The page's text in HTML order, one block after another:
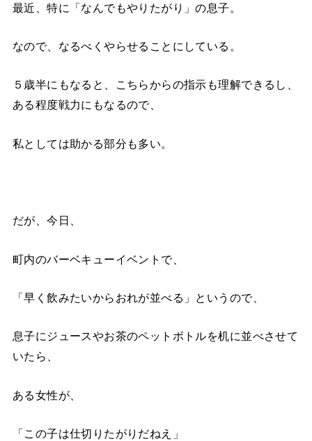
最近、特に「なんでもやりたがり」の息子。
なので、なるべくやらせることにしている。
５歳半にもなると、こちらからの指示も理解できるし、
ある程度戦力にもなるので、
私としては助かる部分も多い。
だが、今日、
町内のバーベキューイベントで、
「早く飲みたいからおれが並べる」というので、
息子にジュースやお茶のペットボトルを机に並べさせて
いたら、
ある女性が、
「この子は仕切りたがりだねえ」